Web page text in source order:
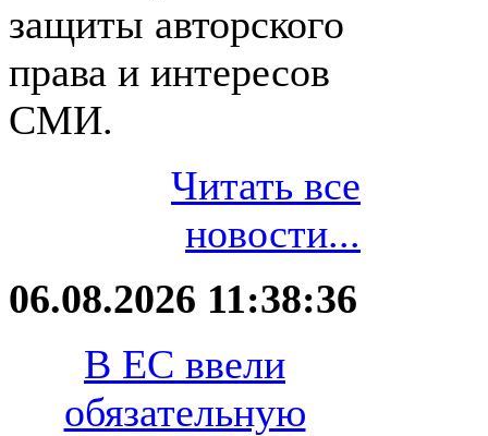
защиты авторского
права и интересов
СМИ.
Читать все
новости...
06.08.2026 11:38:36
В ЕС ввели
обязательную